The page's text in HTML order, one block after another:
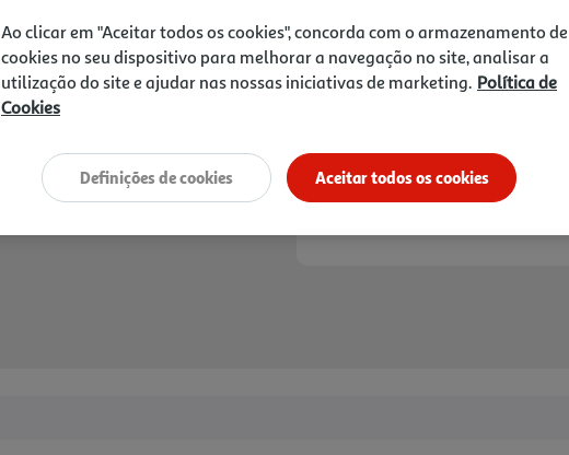
Ao clicar em "Aceitar todos os cookies", concorda com o armazenamento de
cookies no seu dispositivo para melhorar a navegação no site, analisar a
utilização do site e ajudar nas nossas iniciativas de marketing. Política de
Cookies
Aceitar todos os cookies
Definições de cookies